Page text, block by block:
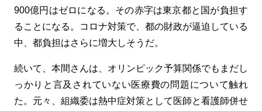
900億円はゼロになる。その赤字は東京都と国が負担す
ることになる。コロナ対策で、都の財政が逼迫している
中、都負担はさらに増大しそうだ。
続いて、本間さんは、オリンピック予算関係でもまだし
っかりと言及されていない医療費の問題について触れ
た。元々、組織委は熱中症対策として医師と看護師併せ